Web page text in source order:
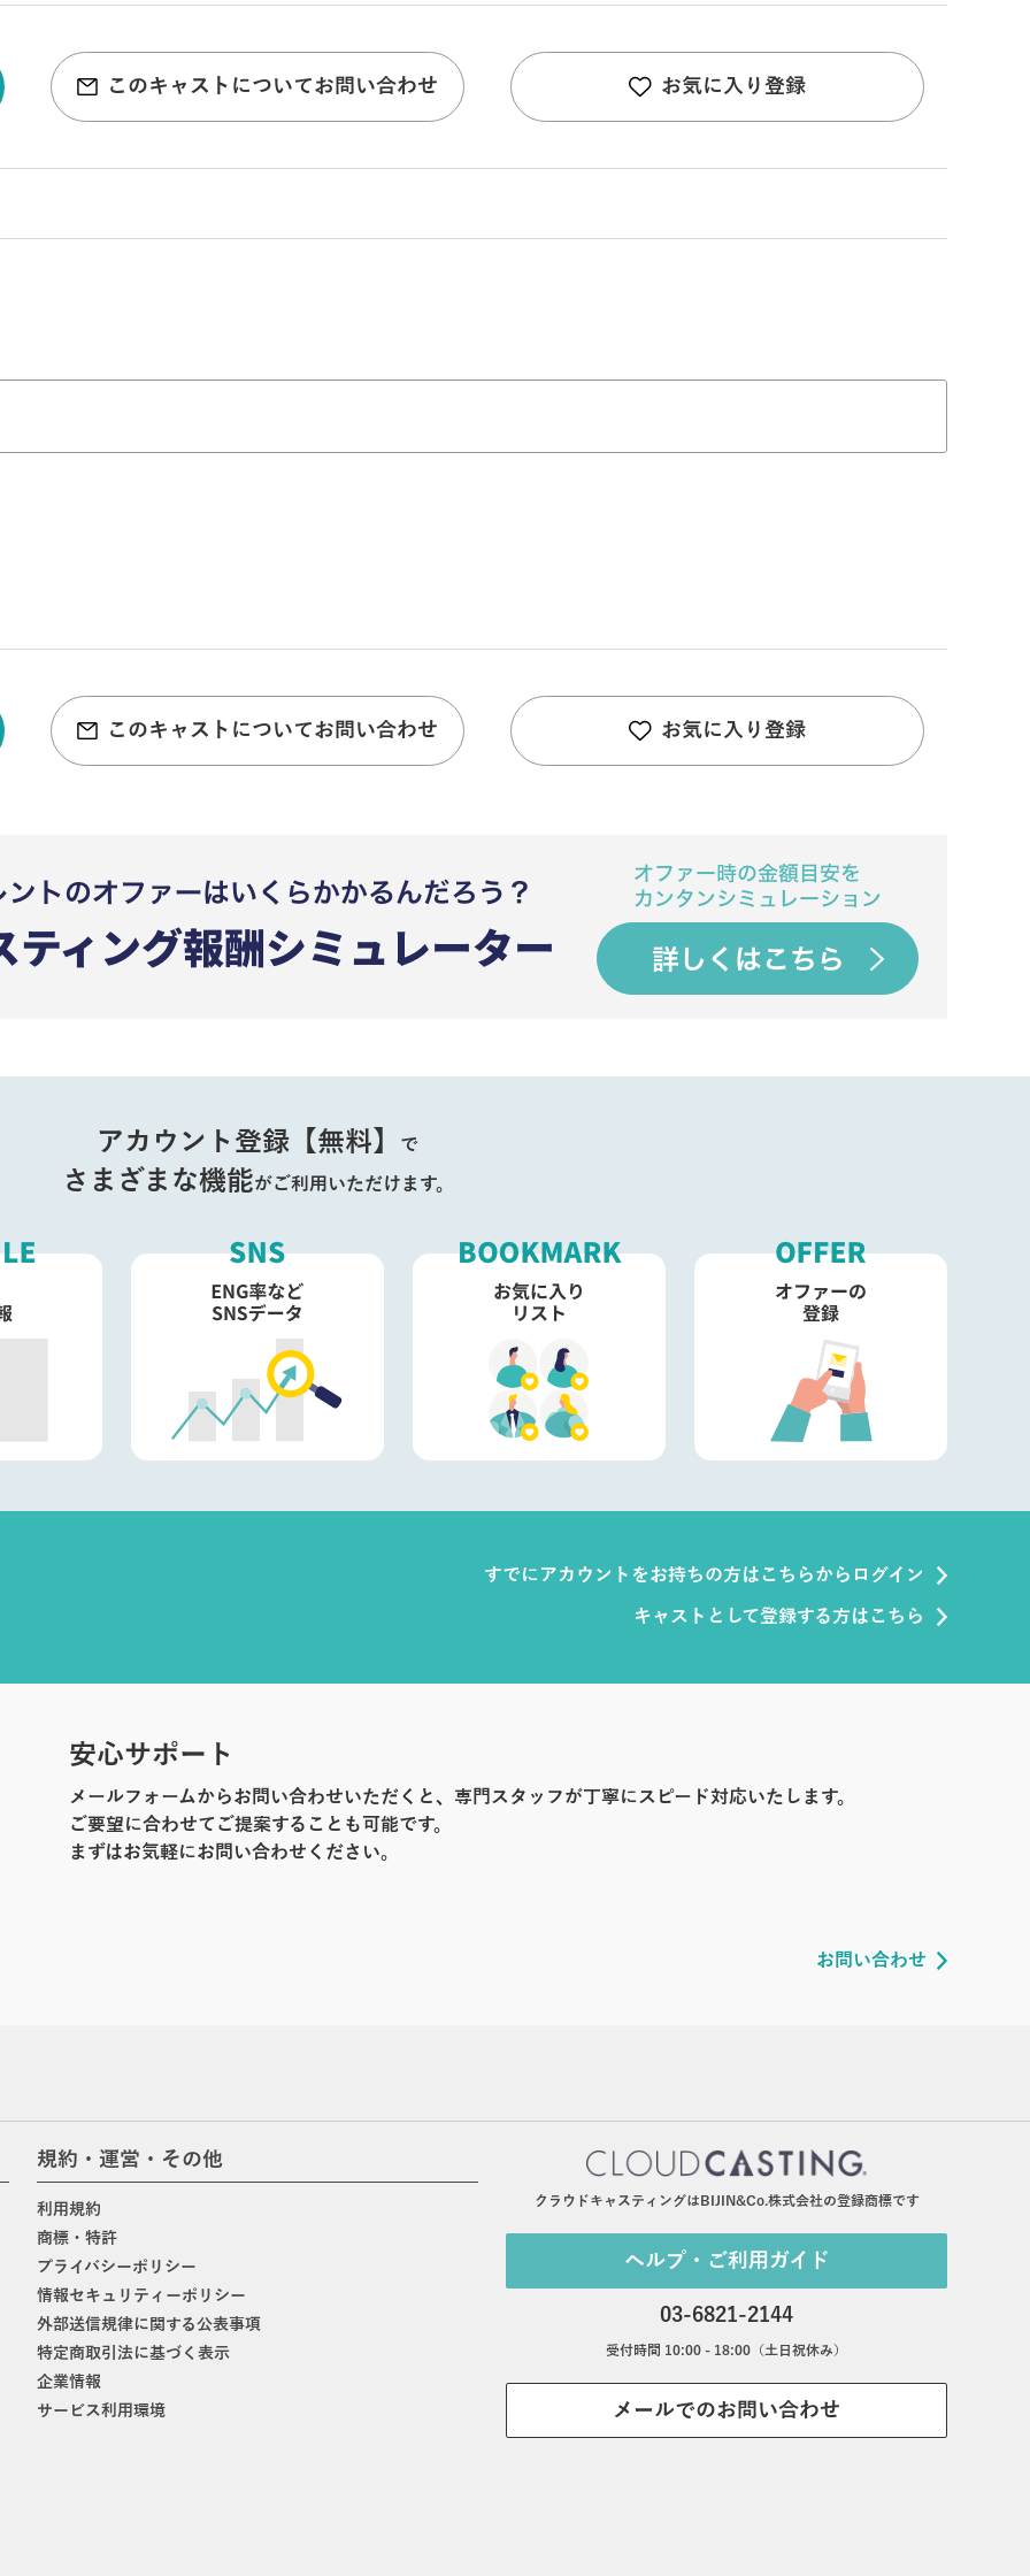
このキャストについてお問い合わせ お気に入り登録
このキャストについてお問い合わせ お気に入り登録
アカウント登録【無料】 で
さまざまな機能がご利用いただけます。
すでにアカウントをお持ちの方はこちらからログイン
キャストとして登録する方はこちら
安心サポート
メールフォームからお問い合わせいただくと、専門スタッフが丁寧にスピード対応いたします。
ご要望に合わせてご提案することも可能です。
まずはお気軽にお問い合わせください。
お問い合わせ
規約・運営・その他
利用規約
商標・特許
プライバシーポリシー
情報セキュリティーポリシー
外部送信規律に関する公表事項
特定商取引法に基づく表示
企業情報
サービス利用環境
クラウドキャスティングはBIJIN&Co.株式会社の登録商標です
ヘルプ・ご利用ガイド
03-6821-2144
受付時間 10:00 - 18:00（土日祝休み）
メールでのお問い合わせ